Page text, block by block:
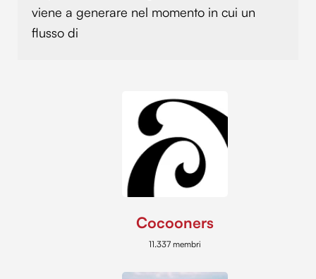
viene a generare nel momento in cui un
flusso di
Cocooners
11.337 membri